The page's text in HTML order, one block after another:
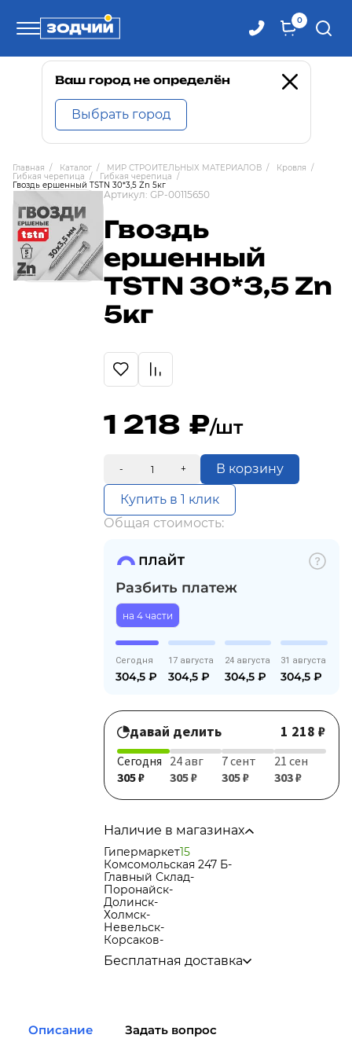
0
Телефоны
8 800 100-71-71
8 (4242) 30-00-27
8 (4242) 30-00-72
Ваш город не определён
Выбрать город
Главная / Каталог / МИР СТРОИТЕЛЬНЫХ МАТЕРИАЛОВ / Кровля /
Гибкая черепица / Гибкая черепица /
Гвоздь ершенный TSTN 30*3,5 Zn 5кг
Артикул: GP-00115650
Гвоздь
ершенный
TSTN 30*3,5 Zn
5кг
1 218 /шт
- + В корзину
Купить в 1 клик
Общая стоимость:
Разбить платеж
на 4 части
Сегодня
304,5 ₽
17 августа
304,5 ₽
24 августа
304,5 ₽
31 августа
304,5₽
давай делить 1 218 ₽
Сегодня
305 ₽
24 авг
305 ₽
7 сент
305 ₽
21 сен
303 ₽
Наличие в магазинах
Гипермаркет15
Комсомольская 247 Б-
Главный Склад-
Поронайск-
Долинск-
Холмск-
Невельск-
Корсаков-
Бесплатная доставка
от 35 000р
Описание Задать вопрос